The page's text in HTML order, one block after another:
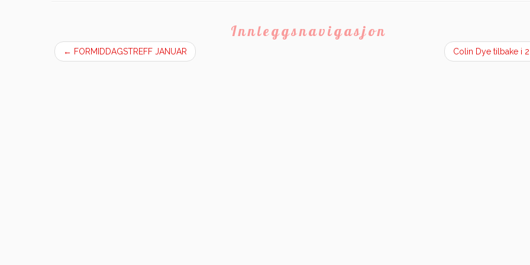
Innleggsnavigasjon
← FORMIDDAGSTREFF JANUAR Colin Dye tilbake i